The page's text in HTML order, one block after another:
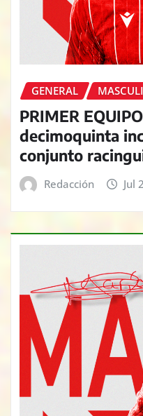
GENERAL
PRIMER
decimoquinta
conjunto
Redacción Jul